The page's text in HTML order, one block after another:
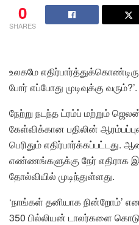
0
SHARES
உலகமே
போர் எப்போது முடிவுக்கு வரும்?’.
நேற்று நடந்த ட்ரம்ப் மற்றும்
கேள்விக்கான பதிலின்
பெரிதும்
எண்ணங்களுக்கு நேர் எதிராக
தோல்வியில் முடிந்துள்ளது.
‘நாங்கள் தனியாக நின்றோம்’
350 பில்லியன் டாலர்களை